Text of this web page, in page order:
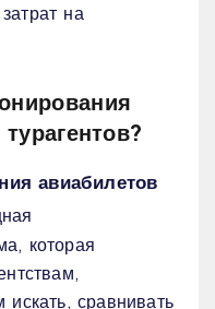
на
авиабилетов
которая
искать, сравнивать